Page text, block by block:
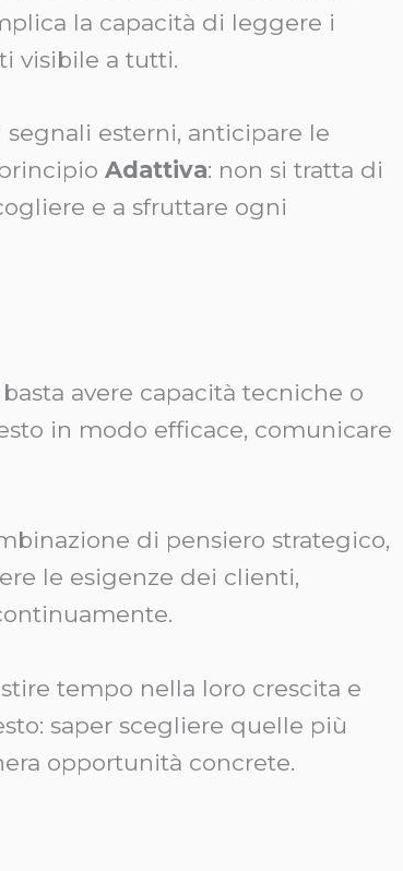
la capacità di leggere i
visibile a tutti.
esterni, anticipare le
Adattiva: non si tratta di
e a sfruttare ogni
avere capacità tecniche o
in modo efficace, comunicare
di pensiero strategico,
le esigenze dei clienti,
tempo nella loro crescita e
saper scegliere quelle più
opportunità concrete.